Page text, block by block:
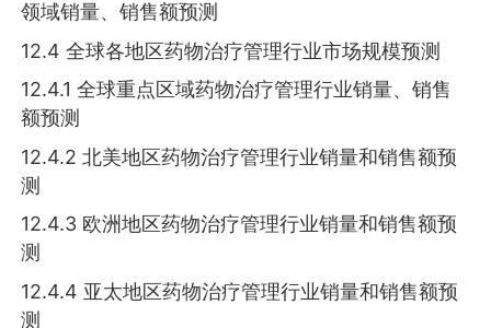
领域销量、销售额预测
12.4 全球各地区药物治疗管理行业市场规模预测
12.4.1 全球重点区域药物治疗管理行业销量、销售
额预测
12.4.2 北美地区药物治疗管理行业销量和销售额预
测
12.4.3 欧洲地区药物治疗管理行业销量和销售额预
测
12.4.4 亚太地区药物治疗管理行业销量和销售额预
测